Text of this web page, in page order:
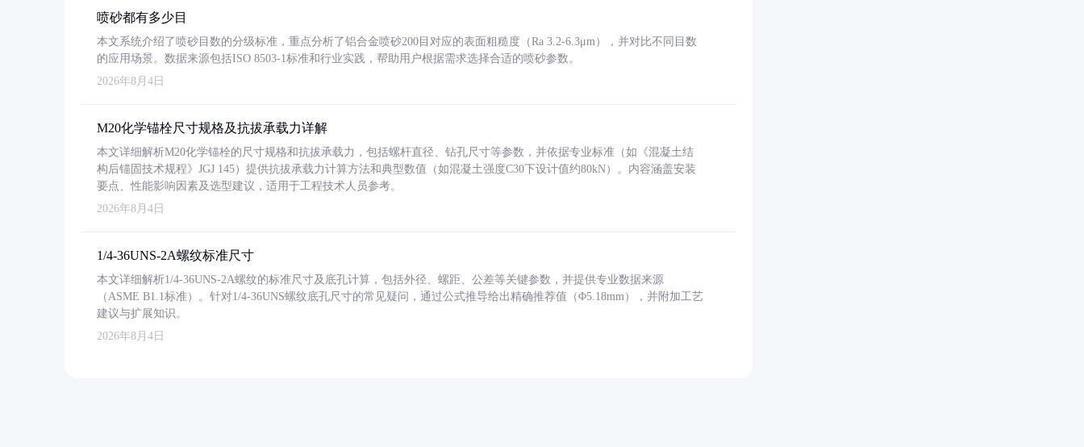
喷砂都有多少目
本文系统介绍了喷砂目数的分级标准，重点分析了铝合金喷砂200目对应的表面粗糙度（Ra 3.2-6.3μm），并对比不同目数
的应用场景。数据来源包括ISO 8503-1标准和行业实践，帮助用户根据需求选择合适的喷砂参数。
2026年8月4日
M20化学锚栓尺寸规格及抗拔承载力详解
本文详细解析M20化学锚栓的尺寸规格和抗拔承载力，包括螺杆直径、钻孔尺寸等参数，并依据专业标准（如《混凝土结
构后锚固技术规程》JGJ 145）提供抗拔承载力计算方法和典型数值（如混凝土强度C30下设计值约80kN）。内容涵盖安装
要点、性能影响因素及选型建议，适用于工程技术人员参考。
2026年8月4日
1/4-36UNS-2A螺纹标准尺寸
本文详细解析1/4-36UNS-2A螺纹的标准尺寸及底孔计算，包括外径、螺距、公差等关键参数，并提供专业数据来源
（ASME B1.1标准）。针对1/4-36UNS螺纹底孔尺寸的常见疑问，通过公式推导给出精确推荐值（Φ5.18mm），并附加工艺
建议与扩展知识。
2026年8月4日